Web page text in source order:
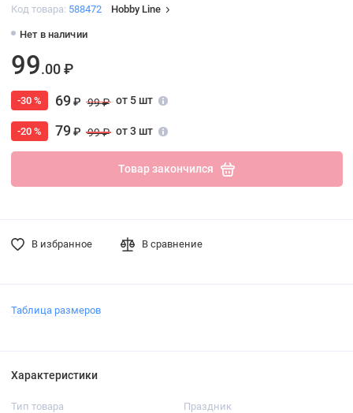
Код товара: 588472 Hobby Line
Нет в наличии
99.00 ₽
-30 % 69₽ 99 ₽ от 5 шт
-20 % 79₽ 99 ₽ от 3 шт
Товар закончился
В избранное В сравнение
Таблица размеров
Характеристики
Тип товара Праздник